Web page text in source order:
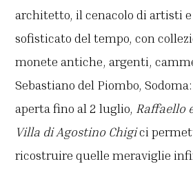
architetto, il cenacolo di artisti
sofisticato del tempo, con
monete antiche, argenti,
Sebastiano del Piombo,
aperta fino al 2 luglio, Raffaello
Villa di Agostino Chigici
ricostruire quelle meraviglie